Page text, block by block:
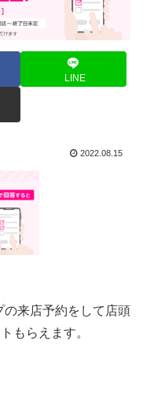
LINE
2022.08.15
来店予約をして店頭
もらえます。